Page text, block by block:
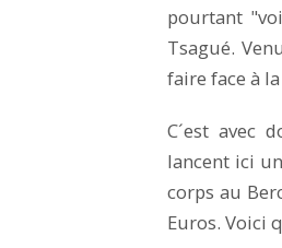
pourtant
Tsagué.
faire face à
C´est avec
lancent ici
corps au
Euros. Voici